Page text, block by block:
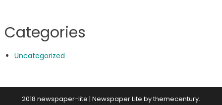
Categories
Uncategorized
2018 newspaper-lite | Newspaper Lite bythemecentury.